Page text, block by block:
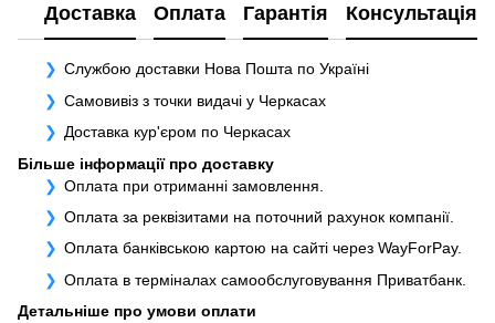
Доставка Оплата Гарантія Консультація
Службою доставки Нова Пошта по Україні
Самовивіз з точки видачі у Черкасах
Доставка кур'єром по Черкасах
Більше інформації про доставку
Оплата при отриманні замовлення.
Оплата за реквізитами на поточний рахунок компанії.
Оплата банківською картою на сайті через WayForPay.
Оплата в терміналах самообслуговування Приватбанк.
Детальніше про умови оплати